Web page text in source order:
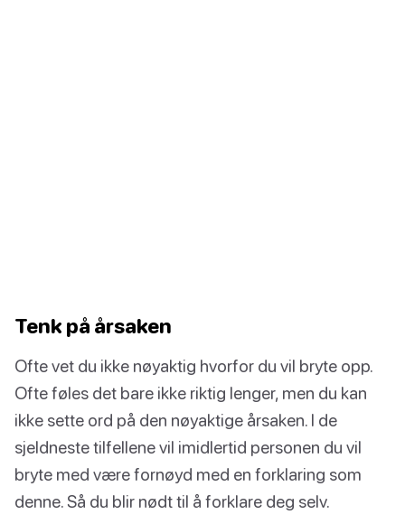
Tenk på årsaken
Ofte vet du ikke nøyaktig hvorfor du vil bryte opp.
Ofte føles det bare ikke riktig lenger, men du kan
ikke sette ord på den nøyaktige årsaken. I de
sjeldneste tilfellene vil imidlertid personen du vil
bryte med være fornøyd med en forklaring som
denne. Så du blir nødt til å forklare deg selv.